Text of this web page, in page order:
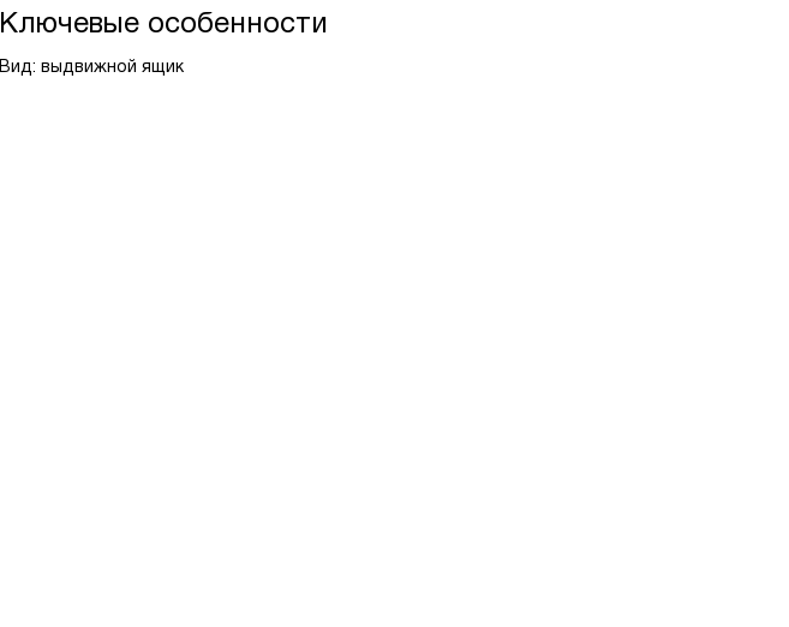
Ключевые особенности
Вид: выдвижной ящик